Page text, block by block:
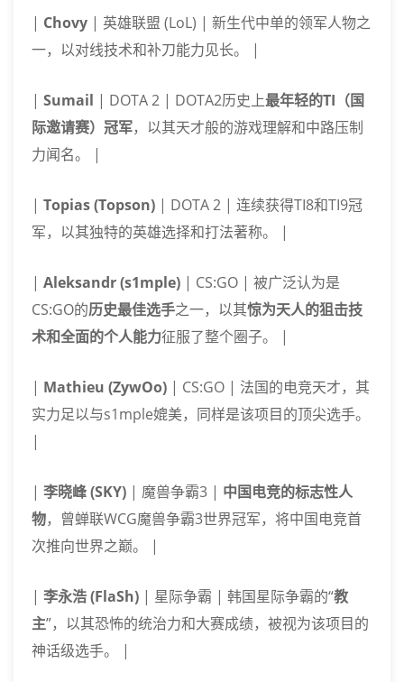
| Chovy | 英雄联盟 (LoL) | 新生代中单的领军人物之
一，以对线技术和补刀能力见长。 |
| Sumail | DOTA 2 | DOTA2历史上最年轻的TI（国
际邀请赛）冠军，以其天才般的游戏理解和中路压制
力闻名。 |
| Topias (Topson) | DOTA 2 | 连续获得TI8和TI9冠
军，以其独特的英雄选择和打法著称。 |
| Aleksandr (s1mple) | CS:GO | 被广泛认为是
CS:GO的历史最佳选手之一，以其惊为天人的狙击技
术和全面的个人能力征服了整个圈子。 |
| Mathieu (ZywOo) | CS:GO | 法国的电竞天才，其
实力足以与s1mple媲美，同样是该项目的顶尖选手。
|
| 李晓峰 (SKY) | 魔兽争霸3 | 中国电竞的标志性人
物，曾蝉联WCG魔兽争霸3世界冠军，将中国电竞首
次推向世界之巅。 |
| 李永浩 (FlaSh) | 星际争霸 | 韩国星际争霸的“教
主”，以其恐怖的统治力和大赛成绩，被视为该项目的
神话级选手。 |